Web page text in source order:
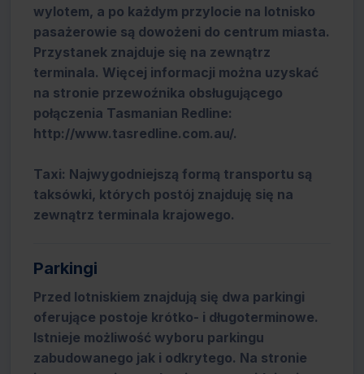
wylotem, a po każdym przylocie na lotnisko
pasażerowie są dowożeni do centrum miasta.
Przystanek znajduje się na zewnątrz
terminala. Więcej informacji można uzyskać
na stronie przewoźnika obsługującego
połączenia Tasmanian Redline:
http://www.tasredline.com.au/.
Taxi: Najwygodniejszą formą transportu są
taksówki, których postój znajduję się na
zewnątrz terminala krajowego.
Parkingi
Przed lotniskiem znajdują się dwa parkingi
oferujące postoje krótko- i długoterminowe.
Istnieje możliwość wyboru parkingu
zabudowanego jak i odkrytego. Na stronie